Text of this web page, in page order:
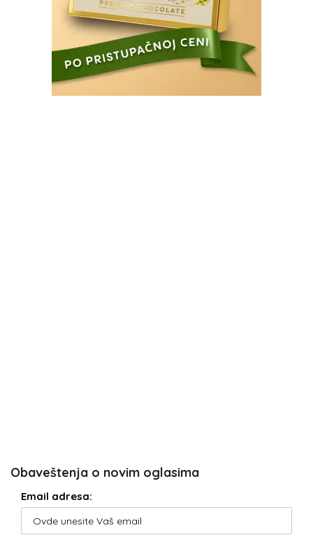
Obaveštenja o novim oglasima
Email adresa: